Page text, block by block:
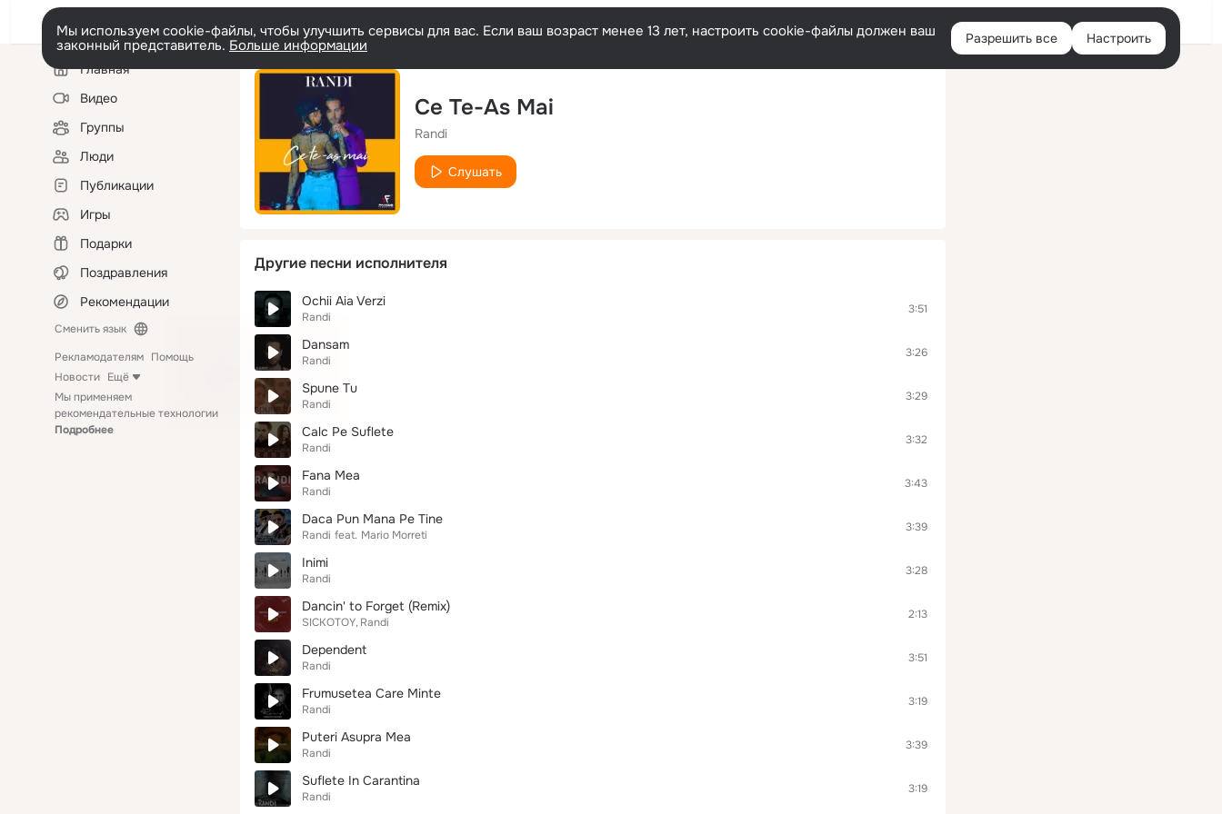
Войти
Мы используем cookie-файлы, чтобы улучшить сервисы для вас. Если ваш возраст менее 13 лет, настроить cookie-файлы должен ваш
законный представитель. Больше информации Разрешить все Настроить
Левая
колонкаГлавная
Видео
Группы
Люди
Публикации
Игры
Подарки
Поздравления
Рекомендации
Сменить язык
Рекламодателям Помощь
Новости Ещё
Мы применяем
рекомендательные технологии
Подробнее
Ce Te-As Mai
Randi
Слушать
Другие песни исполнителя
Ochii Aia Verzi
Randi
3:51
Dansam
Randi
3:26
Spune Tu
Randi
3:29
Calc Pe Suflete
Randi
3:32
Fana Mea
Randi
3:43
Daca Pun Mana Pe Tine
Randi feat. Mario Morreti
3:39
Inimi
Randi
3:28
Dancin' to Forget (Remix)
SICKOTOY Randi
2:13
Dependent
Randi
3:51
Frumusetea Care Minte
Randi
3:19
Puteri Asupra Mea
Randi
3:39
Suflete In Carantina
Randi
3:19